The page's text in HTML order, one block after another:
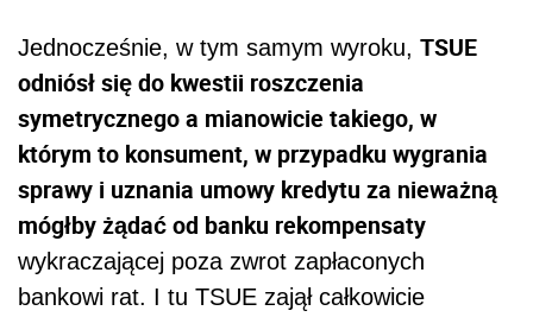
Jednocześnie, w tym samym wyroku, TSUE
odniósł się do kwestii roszczenia
symetrycznego a mianowicie takiego, w
którym to konsument, w przypadku wygrania
sprawy i uznania umowy kredytu za nieważną
mógłby żądać od banku rekompensaty
wykraczającej poza zwrot zapłaconych
bankowi rat. I tu TSUE zajął całkowicie